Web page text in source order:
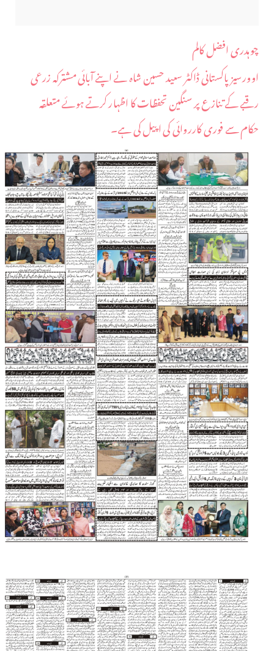
چوہدری افضل کالم
اوورسیز پاکستانی ڈاکٹر سعید حسین شاہ نے اپنے آبائی مشترکہ زرعی
رقبے کے تنازع پر سنگین تحفظات کا اظہار کرتے ہوئے متعلقہ
حکام سے فوری کارروائی کی اپیل کی ہے۔